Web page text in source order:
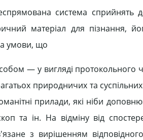
система сприйнять
матеріал для пізнання,
умови, що
— у вигляді протокольного
природничих та суспільних
прилади, які ніби
та ін. На відміну від
з вирішенням